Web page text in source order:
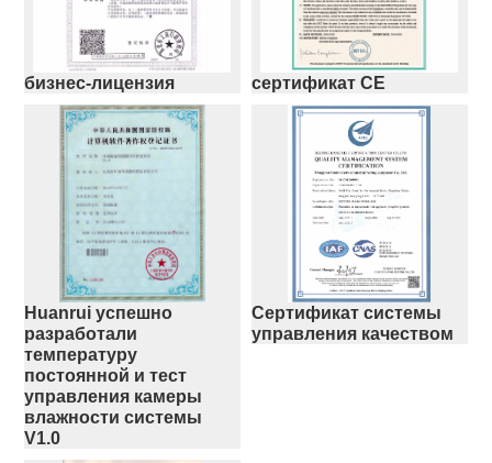
бизнес-лицензия сертификат CE
Huanrui успешно
разработали
температуру
постоянной и тест
управления камеры
влажности системы
V1.0
Сертификат системы
управления качеством